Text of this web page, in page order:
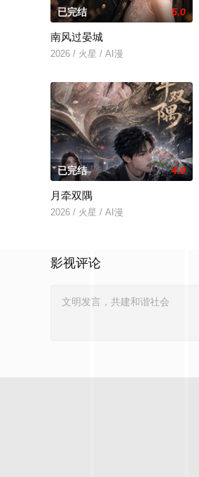
已完结 5.0
南风过晏城
2026 / 火星 / AI漫
已完结 4.0
月牵双隅
2026 / 火星 / AI漫
影视评论